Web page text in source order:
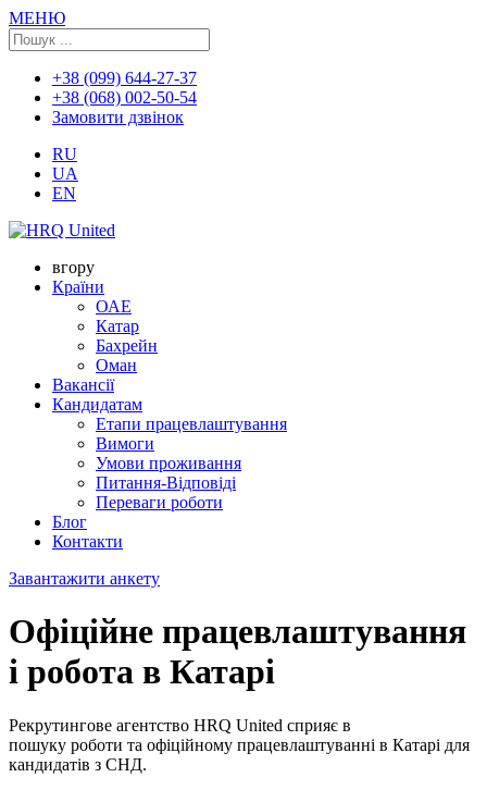
МЕНЮ
+38 (099) 644-27-37
+38 (068) 002-50-54
Замовити дзвінок
RU
UA
EN
вгору
Країни
ОАЕ
Катар
Бахрейн
Оман
Вакансії
Кандидатам
Етапи працевлаштування
Вимоги
Умови проживання
Питання-Відповіді
Переваги роботи
Блог
Контакти
Завантажити анкету
Офіційне працевлаштування
і робота в Катарі
Рекрутингове агентство HRQ United сприяє в
пошуку роботи та офіційному працевлаштуванні в Катарі для
кандидатів з СНД.